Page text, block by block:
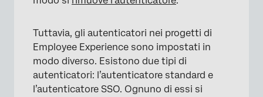
Tuttavia, gli autenticatori nei progetti di
Employee Experience sono impostati in
modo diverso. Esistono due tipi di
autenticatori: l’autenticatore standard e
l’autenticatore SSO. Ognuno di essi si